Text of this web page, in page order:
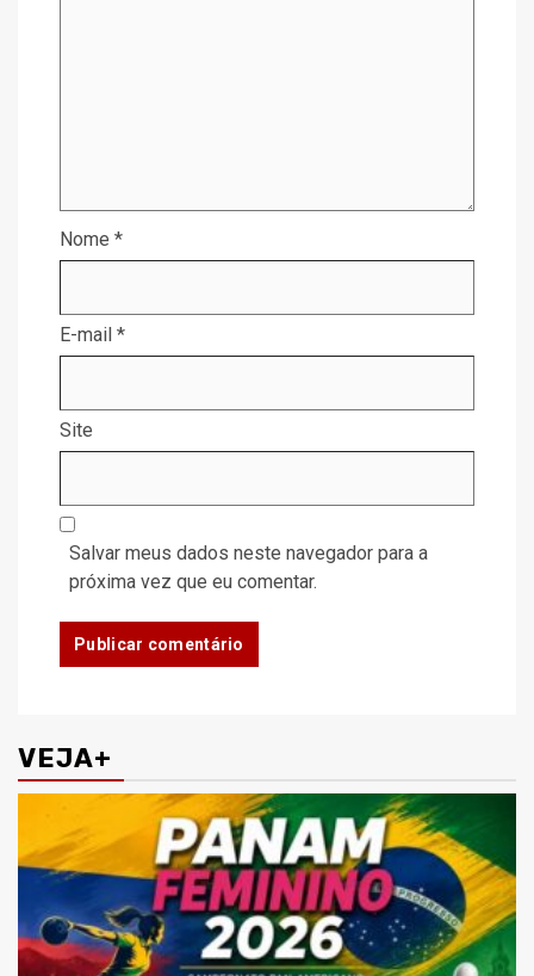
Nome *
E-mail *
Site
Salvar meus dados neste navegador para a
próxima vez que eu comentar.
VEJA+